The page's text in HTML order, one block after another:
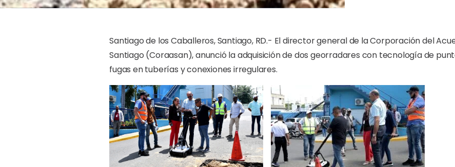
Santiago de los Caballeros, Santiago, RD.- El director general de la Corporación del
Santiago (Coraasan), anunció la adquisición de dos georradares con tecnología de
fugas en tuberías y conexiones irregulares.